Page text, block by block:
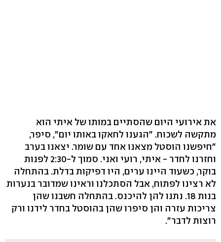
את אירועי היום שהסתיים במותו של איתי הוא
מתקשה לשכוח. "הגענו לחאקו באותו יום", סיפר,
"חיפשנו הוסטל מצאנו אחד עם שומר. יצאנו בערב
וחזרנו לחדר - איתי, רועי ואני. סמוך ל-2:30 לפנות
בוקר, כשעוד היינו ערים, היו דפיקות בדלת. בהתחלה
לא רצינו לפתוח, אבל הסתכלנו וראינו שמדובר בנערות
בנות 18. נתנו להן להיכנס. בהתחלה חשבנו שהן
צריכות עזרה והן סיפרו שהן בהוסטל בחדר לידנו ורק
רוצות לדבר".